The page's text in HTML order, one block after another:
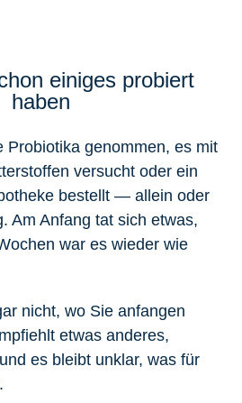
einiges probiert
haben
Probiotika genommen, es mit
versucht oder ein
bestellt — allein oder
Am Anfang tat sich etwas,
war es wieder wie
nicht, wo Sie anfangen
etwas anderes,
es bleibt unklar, was für